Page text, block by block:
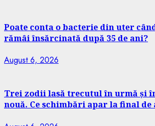
Poate conta o bacterie din uter
rămâi însărcinată după 35 de ani?
August 6, 2026
Trei zodii lasă trecutul în urmă și
nouă. Ce schimbări apar la final de